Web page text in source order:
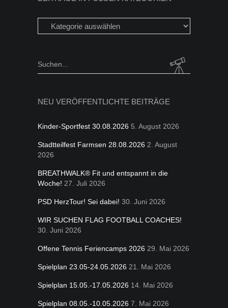
Beiträge
in
Kategorien
Search
NEU VERÖFFENTLICHTE BEITRÄGE
Kinder-Sportfest 30.08.2026 5. August 2026
Stadtteilfest Farmsen 28.08.2026 2. August
2026
BREATHWALK® Fit und entspannt in die
Woche! 27. Juli 2026
PSD HerzTour! Sei dabei! 30. Juni 2026
WIR SUCHEN FLAG FOOTBALL COACHES!
30. Juni 2026
Offene Tennis Feriencamps 2026 29. Mai 2026
Spielplan 23.05-24.05.2026 21. Mai 2026
Spielplan 15.05.-17.05.2026 14. Mai 2026
Spielplan 08.05.-10.05.2026 7. Mai 2026